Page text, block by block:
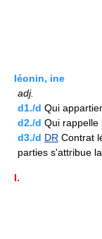
léonin, ine
adj.
d1./d Qui
d2./d Qui rappelle
d3./d DR Contrat
parties s'attribue
I.